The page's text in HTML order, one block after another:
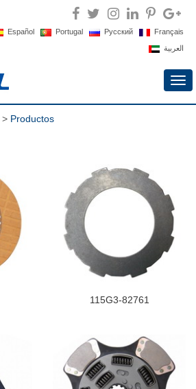
Español Portugal Русский
Français
العربية
> Productos
115G3-82761